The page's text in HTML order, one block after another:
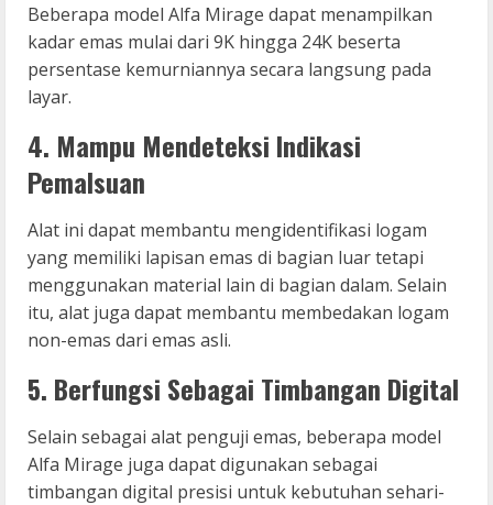
Beberapa model Alfa Mirage dapat menampilkan
kadar emas mulai dari 9K hingga 24K beserta
persentase kemurniannya secara langsung pada
layar.
4. Mampu Mendeteksi Indikasi
Pemalsuan
Alat ini dapat membantu mengidentifikasi logam
yang memiliki lapisan emas di bagian luar tetapi
menggunakan material lain di bagian dalam. Selain
itu, alat juga dapat membantu membedakan logam
non-emas dari emas asli.
5. Berfungsi Sebagai Timbangan Digital
Selain sebagai alat penguji emas, beberapa model
Alfa Mirage juga dapat digunakan sebagai
timbangan digital presisi untuk kebutuhan sehari-